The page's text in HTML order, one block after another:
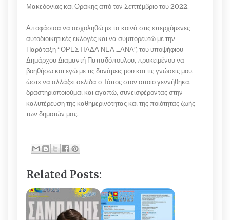
Μακεδονίας και Θράκης από τον Σεπτέμβριο του 2022.
Αποφάσισα να ασχοληθώ με τα κοινά στις επερχόμενες
αυτοδιοικητικές εκλογές και να συμπορευτώ με την
Παράταξη “ΟΡΕΣΤΙΑΔΑ ΝΕΑ ΞΑΝΑ”, του υποψήφιου
Δημάρχου Διαμαντή Παπαδόπουλου, προκειμένου να
βοηθήσω και εγώ με τις δυνάμεις μου και τις γνώσεις μου,
ώστε να αλλάξει σελίδα ο Τόπος στον οποίο γεννήθηκα,
δραστηριοποιούμαι και αγαπώ, συνεισφέροντας στην
καλυτέρευση της καθημερινότητας και της ποιότητας ζωής
των δημοτών μας.
Related Posts: